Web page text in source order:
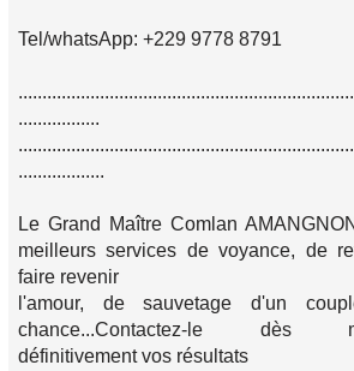
Tel/whatsApp: +229 9778 8791
.................
..................
Le Grand Maître Comlan
meilleurs services de voyance, de
faire revenir
l'amour, de sauvetage d'un
chance...Contactez-le dès
définitivement vos résultats